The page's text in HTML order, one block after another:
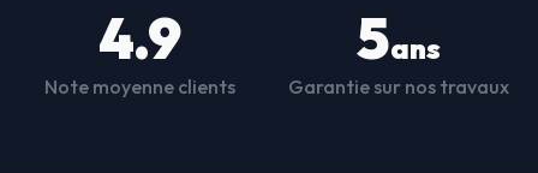
4.9
Note moyenne clients
5ans
Garantie sur nos travaux